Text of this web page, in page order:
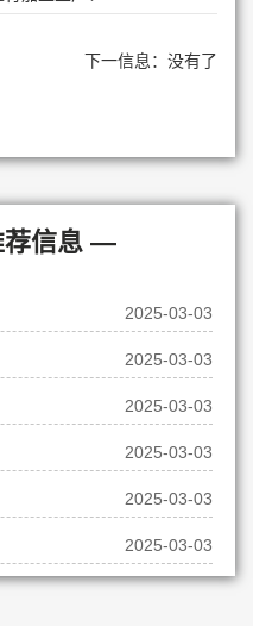
下一信息：没有了
信息 —
2025-03-03
2025-03-03
2025-03-03
2025-03-03
2025-03-03
2025-03-03